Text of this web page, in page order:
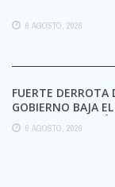
6 AGOSTO, 2026
FUERTE DERROTA
GOBIERNO BAJA
6 AGOSTO, 2026